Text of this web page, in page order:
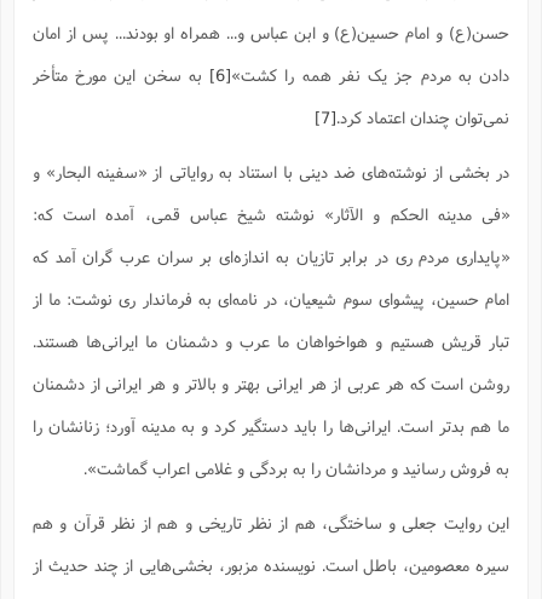
حسن(ع) و امام حسین(ع) و ابن عباس و... همراه او بودند... پس از امان
دادن به مردم جز یک نفر همه را کشت»[6]
به سخن این مورخ متأخر
نمی‌توان چندان اعتماد کرد.[7]
در بخشی از نوشته‌های ضد دینی با استناد به روایاتی از «سفینه البحار» و
«فی مدینه الحکم و الآثار» نوشته شیخ عباس قمی، آمده است که:
«پایداری مردم ری در برابر تازیان به اندازه‌ای بر سران عرب گران آمد که
امام حسین، پیشوای سوم شیعیان، در نامه‌ای به فرماندار ری نوشت: ما از
تبار قریش هستیم و هواخواهان ما عرب و دشمنان ما ایرانی‌ها هستند.
روشن است که هر عربی از هر ایرانی بهتر و بالاتر و هر ایرانی از دشمنان
ما هم بدتر است. ایرانی‌ها را باید دستگیر کرد و به مدینه آورد؛ زنانشان را
به فروش رسانید و مردانشان را به بردگی و غلامی اعراب گماشت».
این روایت جعلی و ساختگی، هم از نظر تاریخی و هم از نظر قرآن و هم
سیره معصومین، باطل است. نویسنده مزبور، بخشی‌هایی از چند حدیث از